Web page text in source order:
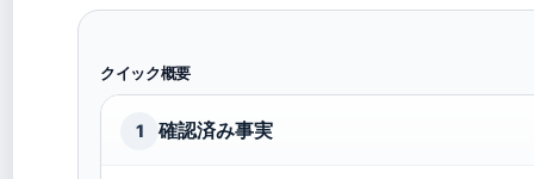
クイック概要
1 確認済み事実